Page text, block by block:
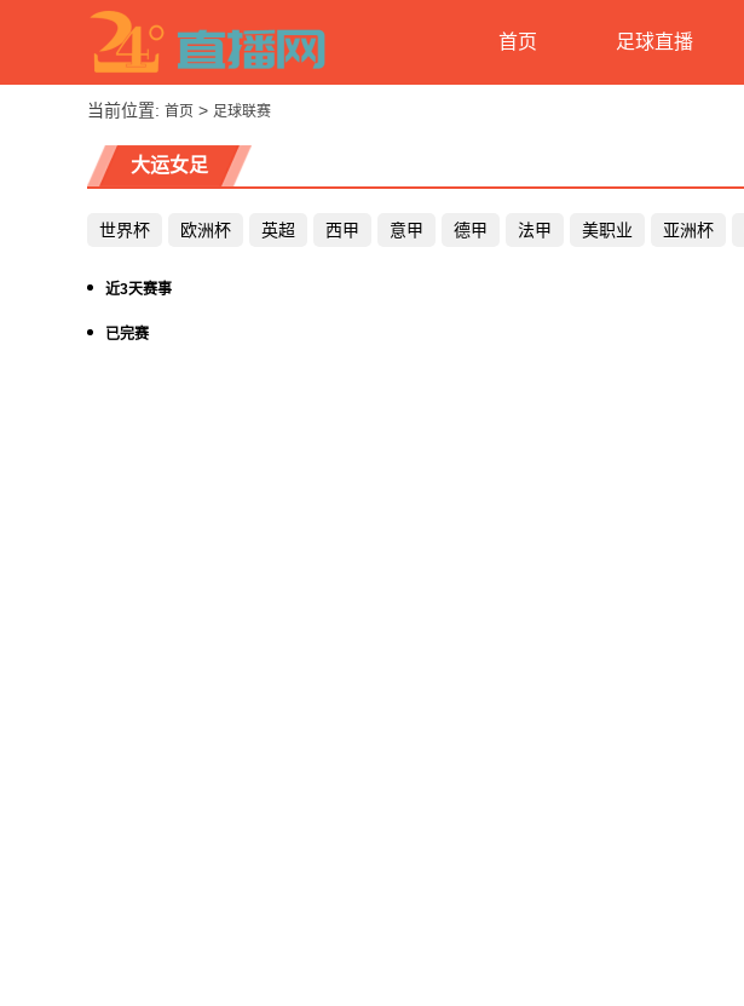
首页 足球直播
当前位置: 首页 > 足球联赛
大运女足
世界杯 欧洲杯 英超 西甲 意甲 德甲 法甲 美职业 亚洲杯
近3天赛事
已完赛